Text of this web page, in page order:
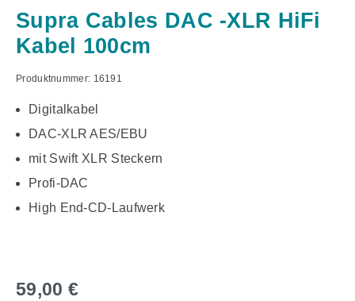
Supra Cables DAC -XLR HiFi
Kabel 100cm
Produktnummer: 16191
Digitalkabel
DAC-XLR AES/EBU
mit Swift XLR Steckern
Profi-DAC
High End-CD-Laufwerk
59,00 €